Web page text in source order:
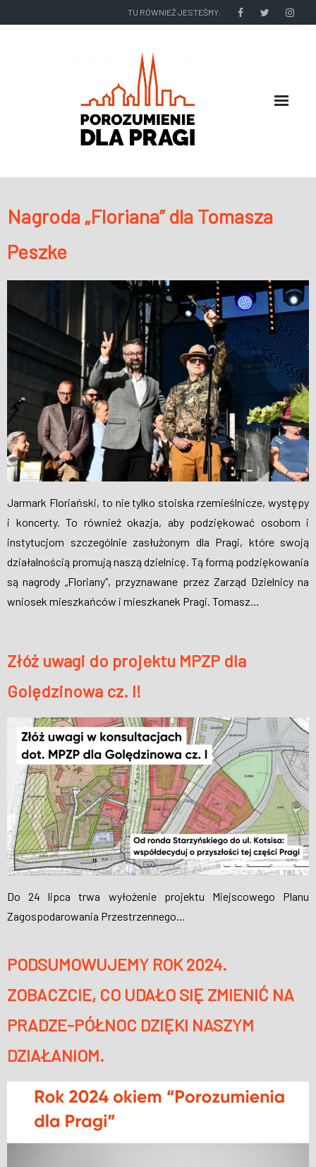
TU RÓWNIEŻ JESTEŚMY:
RADNI I ZARZĄD DZIELNICY
NASZE DZIAŁANIA
NASZE WYDAWNICTWA
WESPRZYJ NAS
Nagroda „Floriana” dla Tomasza
Peszke
Jarmark Floriański, to nie tylko stoiska rzemieślnicze, występy
i koncerty. To również okazja, aby podziękować osobom i
instytucjom szczególnie zasłużonym dla Pragi, które swoją
działalnością promują naszą dzielnicę. Tą formą podziękowania
są nagrody „Floriany”, przyznawane przez Zarząd Dzielnicy na
wniosek mieszkańców i mieszkanek Pragi. Tomasz…
Złóż uwagi do projektu MPZP dla
Golędzinowa cz. I!
Do 24 lipca trwa wyłożenie projektu Miejscowego Planu
Zagospodarowania Przestrzennego…
PODSUMOWUJEMY ROK 2024.
ZOBACZCIE, CO UDAŁO SIĘ ZMIENIĆ NA
PRADZE-PÓŁNOC DZIĘKI NASZYM
DZIAŁANIOM.